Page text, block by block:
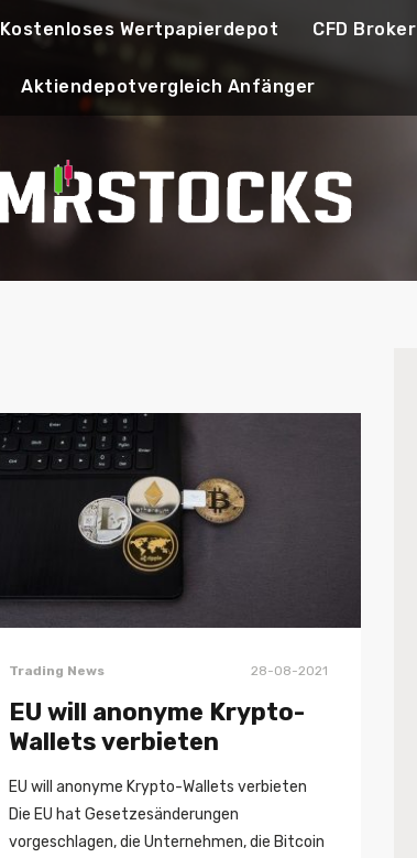
Kostenloses Wertpapierdepot CFD Broker
Aktiendepotvergleich Anfänger
Trading News 28-08-2021
EU will anonyme Krypto-
Wallets verbieten
EU will anonyme Krypto-Wallets verbieten
Die EU hat Gesetzesänderungen
vorgeschlagen, die Unternehmen, die Bitcoin